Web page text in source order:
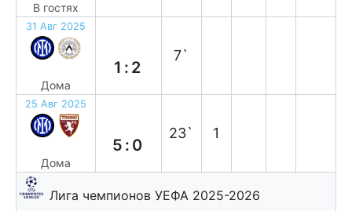
В гостях
31 Авг 2025
Дома
1:2
7`
25 Авг 2025
Дома
5:0
23` 1
Лига чемпионов УЕФА 2025-2026